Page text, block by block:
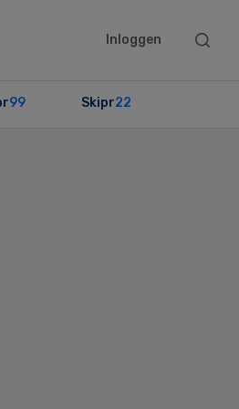
Inloggen
Search
99 Skipr22